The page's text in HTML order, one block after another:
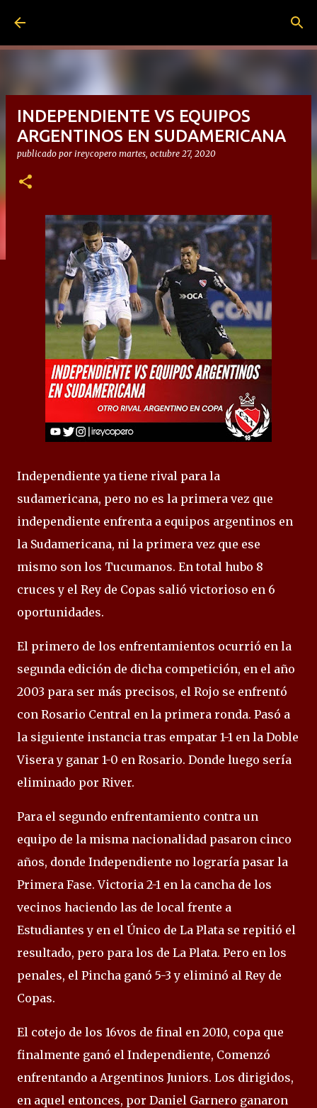
INDEPENDIENTE VS EQUIPOS
ARGENTINOS EN SUDAMERICANA
publicado por ireycopero martes, octubre 27, 2020
Independiente ya tiene rival para la
sudamericana, pero no es la primera vez que
independiente enfrenta a equipos argentinos en
la Sudamericana, ni la primera vez que ese
mismo son los Tucumanos. En total hubo 8
cruces y el Rey de Copas salió victorioso en 6
oportunidades.
El primero de los enfrentamientos ocurrió en la
segunda edición de dicha competición, en el año
2003 para ser más precisos, el Rojo se enfrentó
con Rosario Central en la primera ronda. Pasó a
la siguiente instancia tras empatar 1-1 en la Doble
Visera y ganar 1-0 en Rosario. Donde luego sería
eliminado por River.
Para el segundo enfrentamiento contra un
equipo de la misma nacionalidad pasaron cinco
años, donde Independiente no lograría pasar la
Primera Fase. Victoria 2-1 en la cancha de los
vecinos haciendo las de local frente a
Estudiantes y en el Único de La Plata se repitió el
resultado, pero para los de La Plata. Pero en los
penales, el Pincha ganó 5-3 y eliminó al Rey de
Copas.
El cotejo de los 16vos de final en 2010, copa que
finalmente ganó el Independiente, Comenzó
enfrentando a Argentinos Juniors. Los dirigidos,
en aquel entonces, por Daniel Garnero ganaron